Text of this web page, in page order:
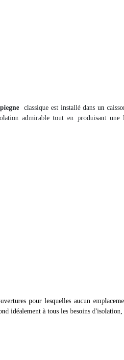
classique est installé dans un
admirable tout en produisant
pour lesquelles aucun
idéalement à tous les besoins